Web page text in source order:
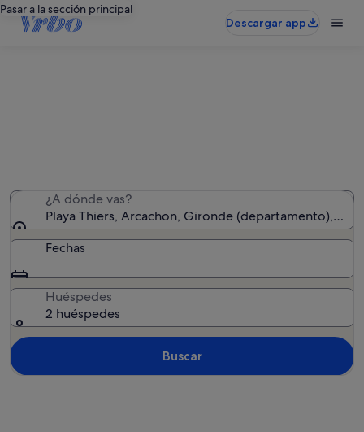
Pasar a la sección principal
Descargar app
¿A dónde vas?
Playa Thiers, Arcachon, Gironde (departamento),
Fechas
Huéspedes
2 huéspedes
Buscar